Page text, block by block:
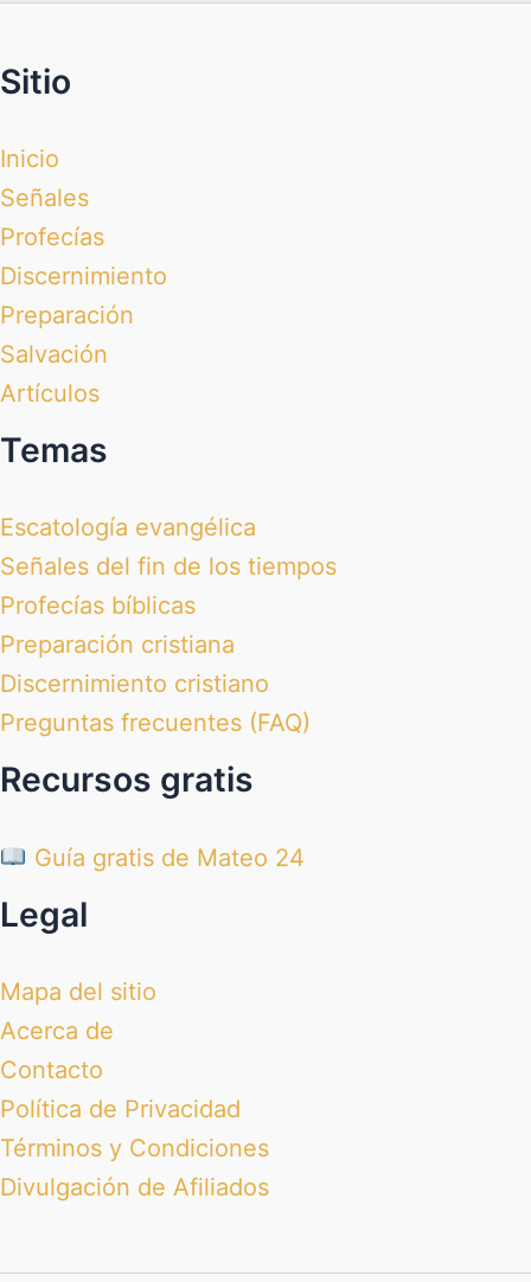
Sitio
Inicio
Señales
Profecías
Discernimiento
Preparación
Salvación
Artículos
Temas
Escatología evangélica
Señales del fin de los tiempos
Profecías bíblicas
Preparación cristiana
Discernimiento cristiano
Preguntas frecuentes (FAQ)
Recursos gratis
Guía gratis de Mateo 24
Legal
Mapa del sitio
Acerca de
Contacto
Política de Privacidad
Términos y Condiciones
Divulgación de Afiliados